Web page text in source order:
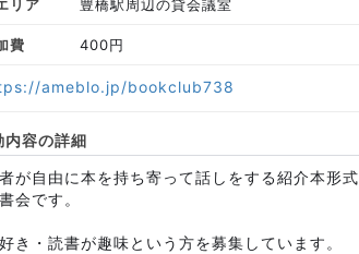
リア 豊橋駅周辺の貸会議室
費 400円
ameblo.jp/bookclub738
内容の詳細
が自由に本を持ち寄って話しをする紹介本形式
会です。
き・読書が趣味という方を募集しています。